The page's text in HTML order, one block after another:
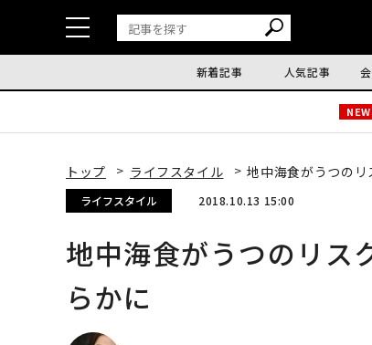
新着記事 人気記事
トップ ライフスタイル 地中海食がうつの
ライフスタイル 2018.10.13 15:00
地中海食がうつのリ
らかに